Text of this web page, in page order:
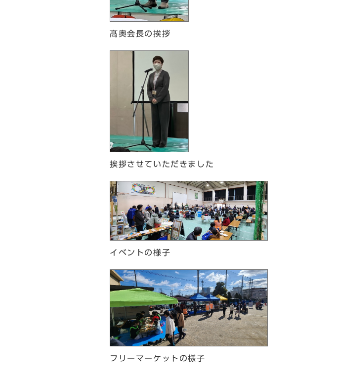
髙奥会長の挨拶
挨拶させていただきました
イベントの様子
フリーマーケットの様子